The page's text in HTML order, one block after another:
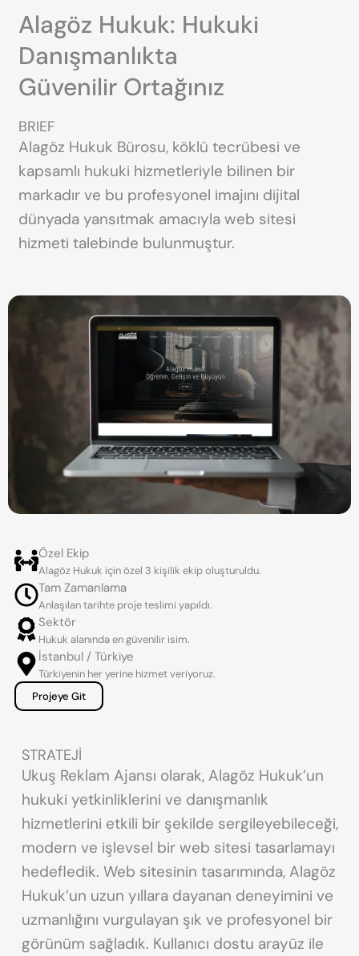
Alagöz Hukuk: Hukuki
Danışmanlıkta
Güvenilir Ortağınız
BRIEF
Alagöz Hukuk Bürosu, köklü tecrübesi ve
kapsamlı hukuki hizmetleriyle bilinen bir
markadır ve bu profesyonel imajını dijital
dünyada yansıtmak amacıyla web sitesi
hizmeti talebinde bulunmuştur.
Özel Ekip
Alagöz Hukuk için özel 3 kişilik ekip oluşturuldu.
Tam Zamanlama
Anlaşılan tarihte proje teslimi yapıldı.
Sektör
Hukuk alanında en güvenilir isim.
İstanbul / Türkiye
Türkiyenin her yerine hizmet veriyoruz.
Projeye Git
STRATEJİ
Ukuş Reklam Ajansı olarak, Alagöz Hukuk’un
hukuki yetkinliklerini ve danışmanlık
hizmetlerini etkili bir şekilde sergileyebileceği,
modern ve işlevsel bir web sitesi tasarlamayı
hedefledik. Web sitesinin tasarımında, Alagöz
Hukuk’un uzun yıllara dayanan deneyimini ve
uzmanlığını vurgulayan şık ve profesyonel bir
görünüm sağladık. Kullanıcı dostu arayüz ile